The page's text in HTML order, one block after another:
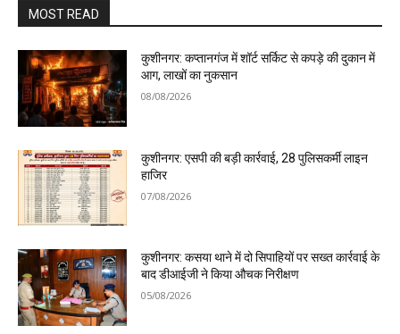
MOST READ
कुशीनगर: कप्तानगंज में शॉर्ट सर्किट से कपड़े की दुकान में
आग, लाखों का नुकसान
08/08/2026
कुशीनगर: एसपी की बड़ी कार्रवाई, 28 पुलिसकर्मी लाइन
हाजिर
07/08/2026
कुशीनगर: कसया थाने में दो सिपाहियों पर सख्त कार्रवाई के
बाद डीआईजी ने किया औचक निरीक्षण
05/08/2026